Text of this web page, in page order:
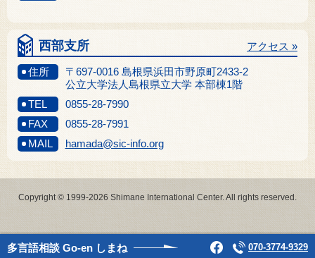
西部支所
住所
〒697-0016 島根県浜田市野原町2433-2
公立大学法人島根県立大学 本部棟1階
アクセス »
TEL
0855-28-7990
FAX
0855-28-7991
MAIL
hamada@sic-info.org
Copyright © 1999-2026 Shimane International Center. All rights reserved.
多言語相談 Go-en しまね 070-3774-9329